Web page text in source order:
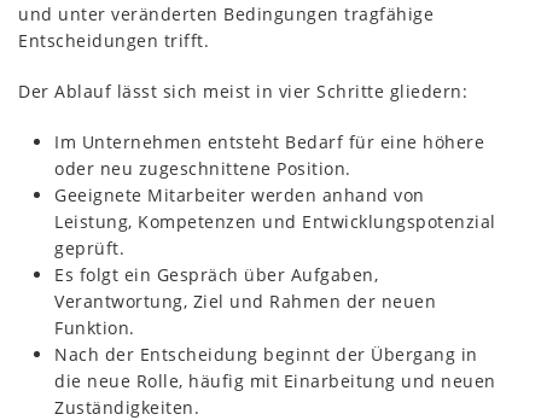
und unter veränderten Bedingungen tragfähige
Entscheidungen trifft.
Der Ablauf lässt sich meist in vier Schritte gliedern:
Im Unternehmen entsteht Bedarf für eine höhere
oder neu zugeschnittene Position.
Geeignete Mitarbeiter werden anhand von
Leistung, Kompetenzen und Entwicklungspotenzial
geprüft.
Es folgt ein Gespräch über Aufgaben,
Verantwortung, Ziel und Rahmen der neuen
Funktion.
Nach der Entscheidung beginnt der Übergang in
die neue Rolle, häufig mit Einarbeitung und neuen
Zuständigkeiten.